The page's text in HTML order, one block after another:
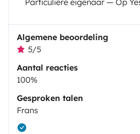
Particuliere eigenaar — Op
Algemene beoordeling
5/5
Aantal reacties
100%
Gesproken talen
Frans